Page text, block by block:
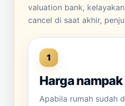
valuation bank,
cancel di saat akhir,
1
Harga nampak
Apabila rumah sudah